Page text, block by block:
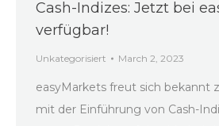
Cash-Indizes: Jetzt bei
verfügbar!
Unkategorisiert March 2, 2023
easyMarkets freut sich bekannt
mit der Einführung von Cash-